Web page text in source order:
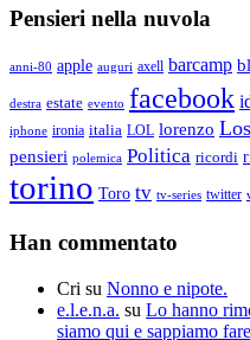
Pensieri nella nuvola
anni-80 apple auguri axell barcamp
destra estate evento facebook
iphone ironia italia LOL lorenzo
pensieri polemica Politica ricordi
torino Toro tv tv-series twitter
Han commentato
Cri su Nonno e nipote.
e.l.e.n.a. su Lo hanno
siamo qui e sappiamo